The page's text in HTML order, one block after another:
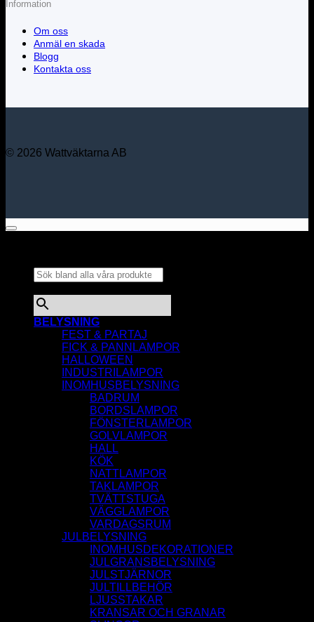
Information
Om oss
Anmäl en skada
Blogg
Kontakta oss
© 2026 Wattväktarna AB
BELYSNING
FEST & PARTAJ
FICK & PANNLAMPOR
HALLOWEEN
INDUSTRILAMPOR
INOMHUSBELYSNING
BADRUM
BORDSLAMPOR
FÖNSTERLAMPOR
GOLVLAMPOR
HALL
KÖK
NATTLAMPOR
TAKLAMPOR
TVÄTTSTUGA
VÄGGLAMPOR
VARDAGSRUM
JULBELYSNING
INOMHUSDEKORATIONER
JULGRANSBELYSNING
JULSTJÄRNOR
JULTILLBEHÖR
LJUSSTAKAR
KRANSAR OCH GRANAR